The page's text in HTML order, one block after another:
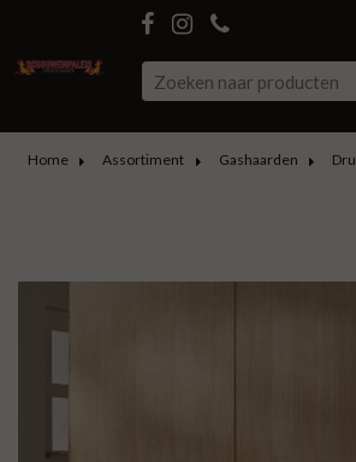
Home Assortiment Gashaarden Dru